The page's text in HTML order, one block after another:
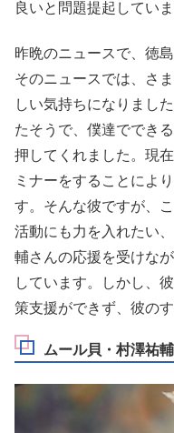
良いと問題提起していま
昨晩のニュースで、徳
そのニュースでは、さ
しい気持ちになりまし
たそうで、僕達ででき
押してくれました。現
ミナーをすることによ
す。そんな彼ですが、
活動にも力を入れたい
輔さんの応援を受けな
しています。しかし、
策支援ができず、彼の
ムール貝・村澤祐